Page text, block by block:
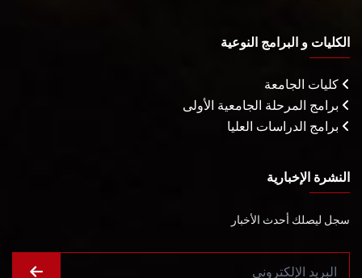
الكليات و البرامج النوعية
كليات الجامعة
برامج المرحلة الجامعية الأولى
برامج الدراسات العليا
النشرة الإخبارية
سجل ليصلك أحدث الأخبار